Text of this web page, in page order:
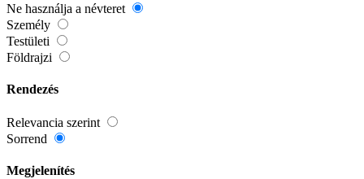
Ne használja a névteret
Személy
Testületi
Földrajzi
Rendezés
Relevancia szerint
Sorrend
Megjelenítés